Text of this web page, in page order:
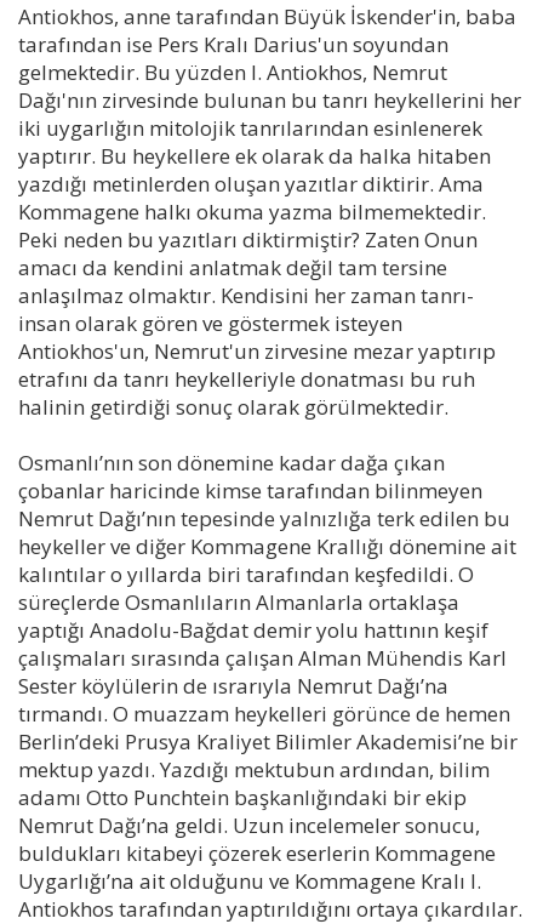
Antiokhos, anne tarafından Büyük İskender'in, baba
tarafından ise Pers Kralı Darius'un soyundan
gelmektedir. Bu yüzden I. Antiokhos, Nemrut
Dağı'nın zirvesinde bulunan bu tanrı heykellerini her
iki uygarlığın mitolojik tanrılarından esinlenerek
yaptırır. Bu heykellere ek olarak da halka hitaben
yazdığı metinlerden oluşan yazıtlar diktirir. Ama
Kommagene halkı okuma yazma bilmemektedir.
Peki neden bu yazıtları diktirmiştir? Zaten Onun
amacı da kendini anlatmak değil tam tersine
anlaşılmaz olmaktır. Kendisini her zaman tanrı-
insan olarak gören ve göstermek isteyen
Antiokhos'un, Nemrut'un zirvesine mezar yaptırıp
etrafını da tanrı heykelleriyle donatması bu ruh
halinin getirdiği sonuç olarak görülmektedir.
Osmanlı’nın son dönemine kadar dağa çıkan
çobanlar haricinde kimse tarafından bilinmeyen
Nemrut Dağı’nın tepesinde yalnızlığa terk edilen bu
heykeller ve diğer Kommagene Krallığı dönemine ait
kalıntılar o yıllarda biri tarafından keşfedildi. O
süreçlerde Osmanlıların Almanlarla ortaklaşa
yaptığı Anadolu-Bağdat demir yolu hattının keşif
çalışmaları sırasında çalışan Alman Mühendis Karl
Sester köylülerin de ısrarıyla Nemrut Dağı’na
tırmandı. O muazzam heykelleri görünce de hemen
Berlin’deki Prusya Kraliyet Bilimler Akademisi’ne bir
mektup yazdı. Yazdığı mektubun ardından, bilim
adamı Otto Punchtein başkanlığındaki bir ekip
Nemrut Dağı’na geldi. Uzun incelemeler sonucu,
buldukları kitabeyi çözerek eserlerin Kommagene
Uygarlığı’na ait olduğunu ve Kommagene Kralı I.
Antiokhos tarafından yaptırıldığını ortaya çıkardılar.